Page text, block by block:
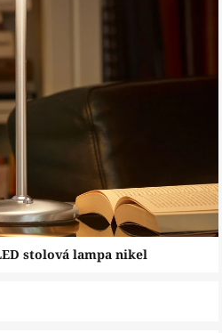
stolová lampa nikel